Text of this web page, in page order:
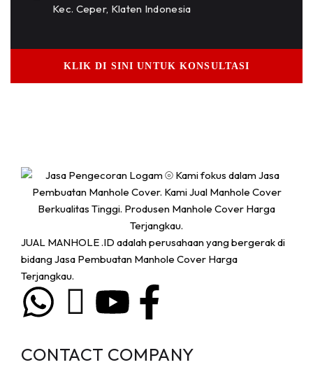
Kec. Ceper, Klaten Indonesia
KLIK DI SINI UNTUK KONSULTASI
JUAL MANHOLE .ID adalah perusahaan yang bergerak di
bidang Jasa Pembuatan Manhole Cover Harga
Terjangkau.
CONTACT COMPANY